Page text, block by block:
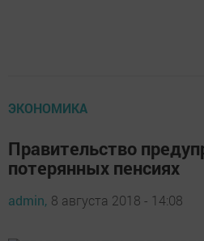
ЭКОНОМИКА
Правительство
потерянных пенсиях
admin, 8 августа 2018 - 14:08